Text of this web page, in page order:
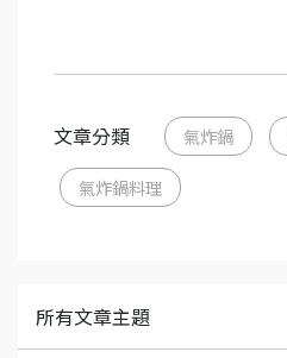
文章分類 氣炸鍋
氣炸鍋料理
所有文章主題